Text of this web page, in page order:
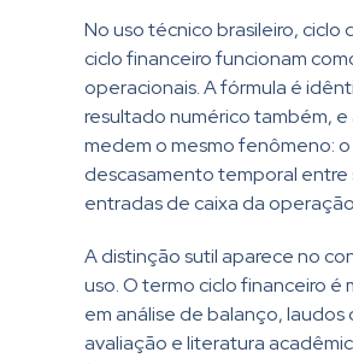
No uso técnico brasileiro, ciclo
ciclo financeiro funcionam
operacionais. A fórmula é
resultado numérico também, e
medem o mesmo fenômeno: o
descasamento temporal entre
entradas de caixa da
A distinção sutil aparece no
uso. O termo ciclo financeiro é
em análise de balanço, laudos
avaliação e literatura